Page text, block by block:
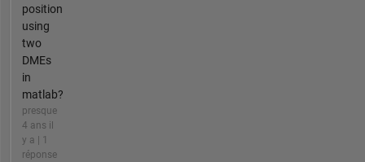
position
using
two
DMEs
in
matlab?
presque
4 ans il
y a | 1
réponse